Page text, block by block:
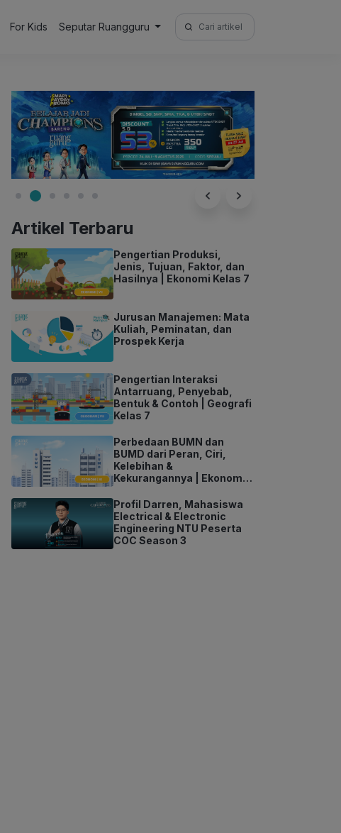
For Kids Seputar Ruangguru
Search
for:
Artikel Terbaru
Pengertian Produksi,
Jenis, Tujuan, Faktor, dan
Hasilnya | Ekonomi Kelas 7
Jurusan Manajemen: Mata
Kuliah, Peminatan, dan
Prospek Kerja
Pengertian Interaksi
Antarruang, Penyebab,
Bentuk & Contoh | Geografi
Kelas 7
Perbedaan BUMN dan
BUMD dari Peran, Ciri,
Kelebihan &
Kekurangannya | Ekonomi
Profil Darren, Mahasiswa
Electrical & Electronic
Engineering NTU Peserta
COC Season 3